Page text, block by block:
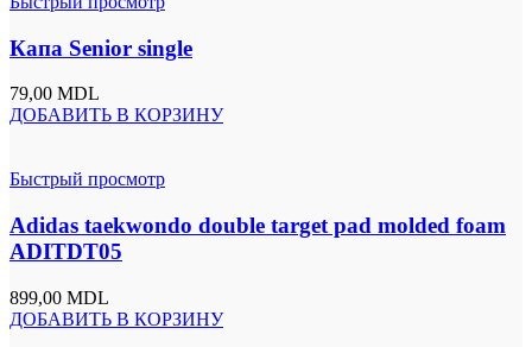
Капа Senior single
79,00 MDL
ДОБАВИТЬ В КОРЗИНУ
Быстрый просмотр
Adidas taekwondo double target pad molded foam
ADITDT05
899,00 MDL
ДОБАВИТЬ В КОРЗИНУ